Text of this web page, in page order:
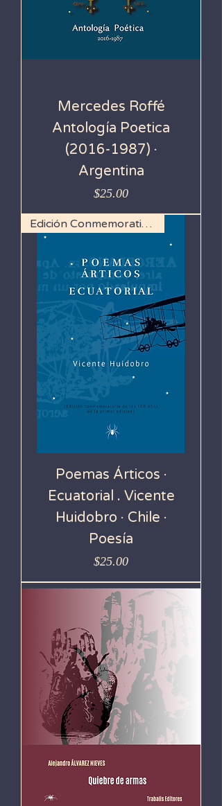
Mercedes Roffé
Antología Poetica
(2016-1987) ·
Argentina
Precio
$25.00
Edición Conmemorativa 100 años
Poemas Árticos ·
Ecuatorial . Vicente
Huidobro · Chile ·
Poesía
Precio
$25.00